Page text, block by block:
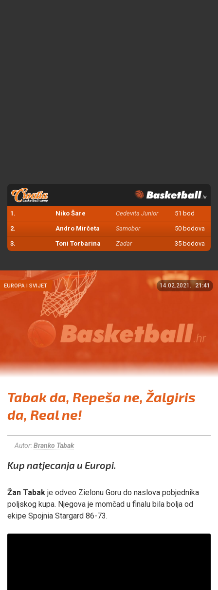
1. Niko Šare Cedevita Junior 51 bod
2. Andro Mirčeta Samobor 50 bodova
3. Toni Torbarina Zadar 35 bodova
EUROPA I SVIJET 14.02.2021. 21:41
Tabak da, Repeša ne, Žalgiris
da, Real ne!
Autor:Branko Tabak
Kup natjecanja u Europi.
Žan Tabak je odveo Zielonu Goru do naslova pobjednika
poljskog kupa. Njegova je momčad u finalu bila bolja od
ekipe Spojnia Stargard 86-73.